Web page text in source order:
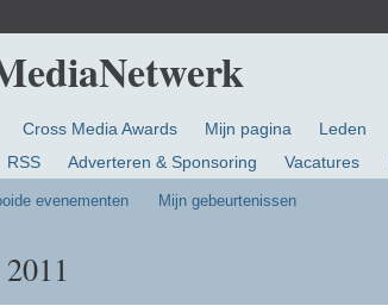
Cross Media Awards Mijn pagina Leden
RSS Adverteren & Sponsoring Vacatures
evenementen Mijn gebeurtenissen